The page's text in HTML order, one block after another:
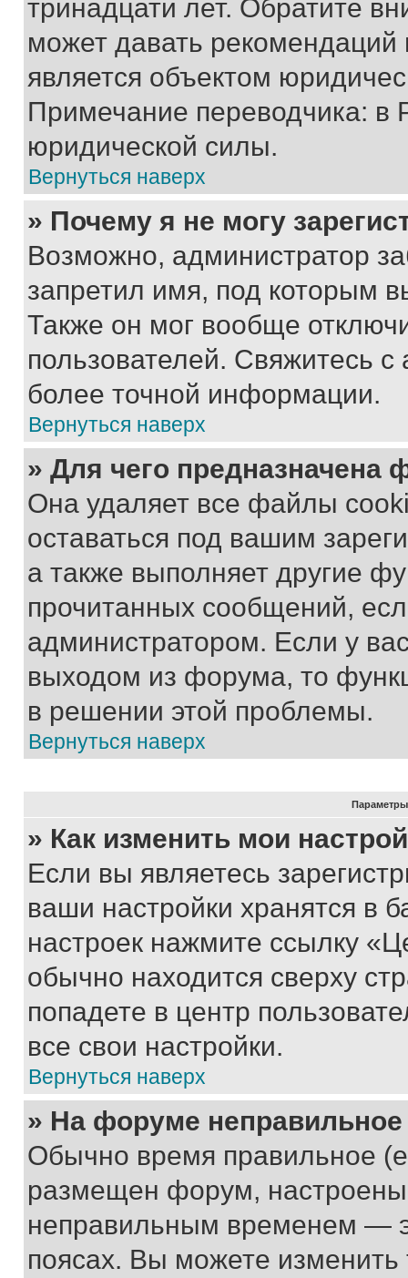
тринадцати лет. Обратите
может давать
является объектом
Примечание переводчика: в
юридической силы.
Вернуться наверх
» Почему я не могу
Возможно, администратор
запретил имя, под которым
Также он мог вообще
пользователей. Свяжитесь
более точной информации.
Вернуться наверх
» Для чего предназначена
Она удаляет все файлы
оставаться под вашим
а также выполняет другие
прочитанных сообщений,
администратором. Если у
выходом из форума, то
в решении этой проблемы.
Вернуться наверх
Параметры
» Как изменить мои
Если вы являетесь
ваши настройки хранятся в
настроек нажмите ссылку
обычно находится сверху
попадете в центр
все свои настройки.
Вернуться наверх
» На форуме
Обычно время правильное
размещен форум, настроены
неправильным временем —
поясах. Вы можете изменить